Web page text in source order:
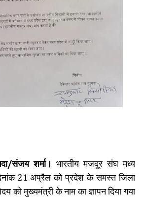
संजय शर्मा।
भारतीय मजदूर संघ मध्य
21 अप्रैल को प्रदेश के समस्त जिला
को मुख्यमंत्री के नाम का ज्ञापन दिया गया